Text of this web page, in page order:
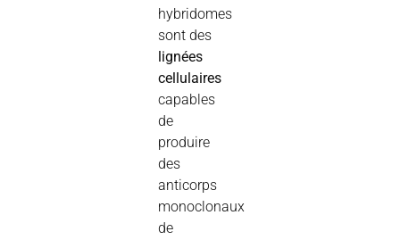
hybridomes
sont des
lignées
cellulaires
capables
de
produire
des
anticorps
monoclonaux
de